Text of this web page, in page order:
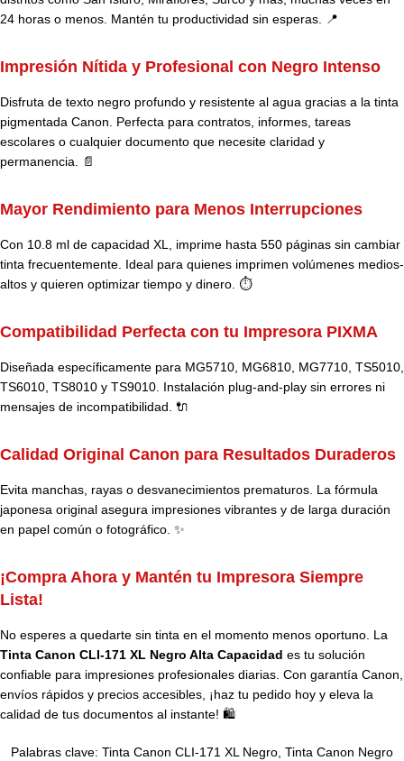
24 horas o menos. Mantén tu productividad sin esperas. 📍
Impresión Nítida y Profesional con Negro Intenso
Disfruta de texto negro profundo y resistente al agua gracias a la tinta
pigmentada Canon. Perfecta para contratos, informes, tareas
escolares o cualquier documento que necesite claridad y
permanencia. 📄
Mayor Rendimiento para Menos Interrupciones
Con 10.8 ml de capacidad XL, imprime hasta 550 páginas sin cambiar
tinta frecuentemente. Ideal para quienes imprimen volúmenes medios-
altos y quieren optimizar tiempo y dinero. ⏱️
Compatibilidad Perfecta con tu Impresora PIXMA
Diseñada específicamente para MG5710, MG6810, MG7710, TS5010,
TS6010, TS8010 y TS9010. Instalación plug-and-play sin errores ni
mensajes de incompatibilidad. 🔌
Calidad Original Canon para Resultados Duraderos
Evita manchas, rayas o desvanecimientos prematuros. La fórmula
japonesa original asegura impresiones vibrantes y de larga duración
en papel común o fotográfico. ✨
¡Compra Ahora y Mantén tu Impresora Siempre
Lista!
No esperes a quedarte sin tinta en el momento menos oportuno. La
Tinta Canon CLI-171 XL Negro Alta Capacidad es tu solución
confiable para impresiones profesionales diarias. Con garantía Canon,
envíos rápidos y precios accesibles, ¡haz tu pedido hoy y eleva la
calidad de tus documentos al instante! 🛍️
Palabras clave: Tinta Canon CLI-171 XL Negro, Tinta Canon Negro